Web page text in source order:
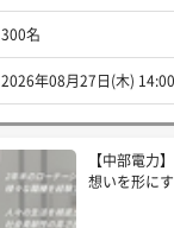
300名
2026年08月27日(木) 14:00
【中部電力
想いを形に